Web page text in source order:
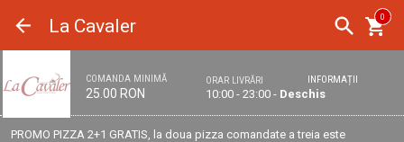
La Cavaler 0
COMANDA MINIMĂ
25.00 RON
INFORMAȚII
ORAR LIVRĂRI
10:00 - 23:00 - Deschis
PROMO PIZZA 2+1 GRATIS, la doua pizza comandate a treia este